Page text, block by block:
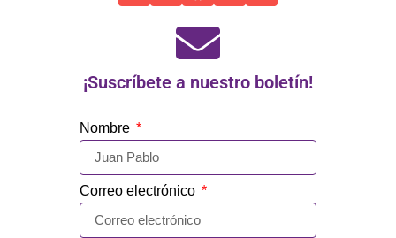
¡Suscríbete a nuestro boletín!
Nombre
Correo electrónico